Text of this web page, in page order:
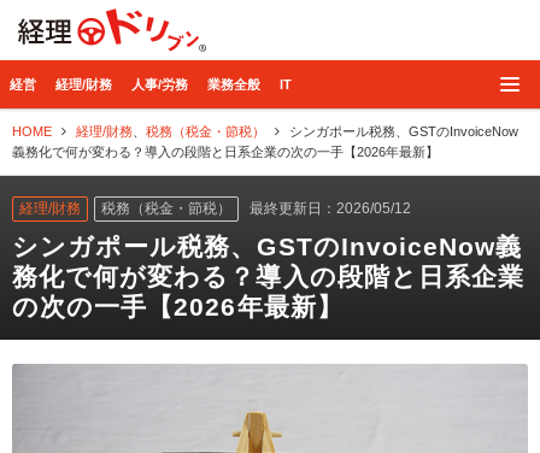
経営 経理/財務 人事/労務 業務全般 IT
HOME 経理/財務 税務（税金・節税）
シンガポール税務、GSTのInvoiceNow
義務化で何が変わる？導入の段階と日系企業の次の一手【2026年最新】
経理/財務 税務（税金・節税） 最終更新日：2026/05/12
シンガポール税務、GSTのInvoiceNow義
務化で何が変わる？導入の段階と日系企業
の次の一手【2026年最新】